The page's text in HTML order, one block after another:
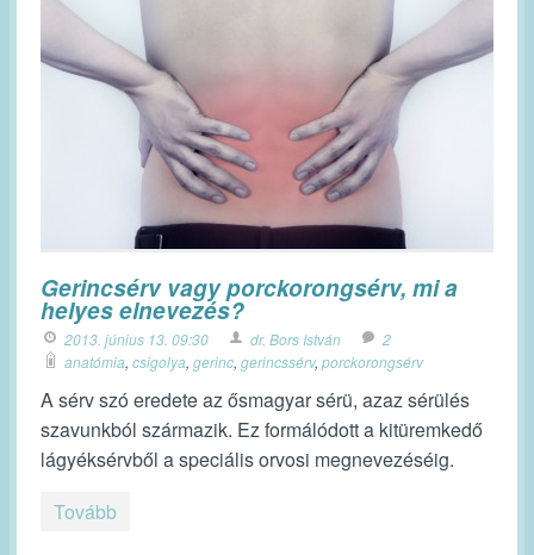
Gerincsérv vagy porckorongsérv, mi a
helyes elnevezés?
2013. június 13. 09:30 dr. Bors István
2
anatómia, csigolya, gerinc, gerincssérv, porckorongsérv
A sérv szó eredete az ősmagyar sérü, azaz sérülés
szavunkból származik. Ez formálódott a kitüremkedő
lágyéksérvből a speciális orvosi megnevezéséig.
Tovább